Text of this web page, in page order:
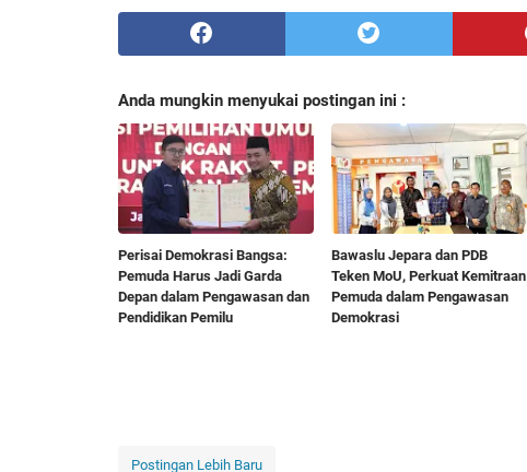
Anda mungkin menyukai postingan ini :
Perisai Demokrasi Bangsa:
Pemuda Harus Jadi Garda
Depan dalam Pengawasan dan
Pendidikan Pemilu
Bawaslu Jepara dan PDB
Teken MoU, Perkuat Kemitraan
Pemuda dalam Pengawasan
Demokrasi
Postingan Lebih Baru